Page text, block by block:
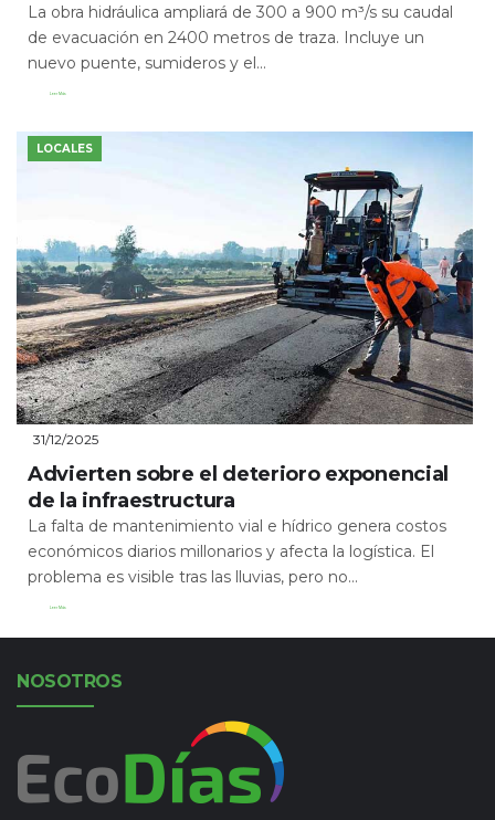
La obra hidráulica ampliará de 300 a 900 m³/s su caudal
de evacuación en 2400 metros de traza. Incluye un
nuevo puente, sumideros y el...
Leer Más
LOCALES
31/12/2025
Advierten sobre el deterioro exponencial
de la infraestructura
La falta de mantenimiento vial e hídrico genera costos
económicos diarios millonarios y afecta la logística. El
problema es visible tras las lluvias, pero no...
Leer Más
NOSOTROS